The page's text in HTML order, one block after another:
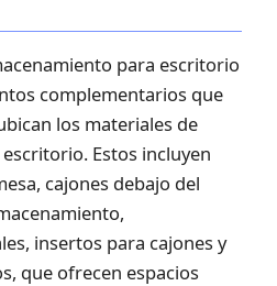
para escritorio
complementarios que
los materiales de
Estos incluyen
cajones debajo del
insertos para cajones y
que ofrecen espacios